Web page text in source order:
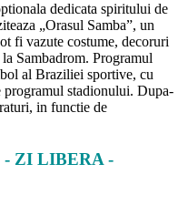
dedicata spiritului de
„Orasul Samba”, un
fi vazute costume, decoruri
Sambadrom. Programul
al Braziliei sportive, cu
programul stadionului. Dupa-
in functie de
- ZI LIBERA -